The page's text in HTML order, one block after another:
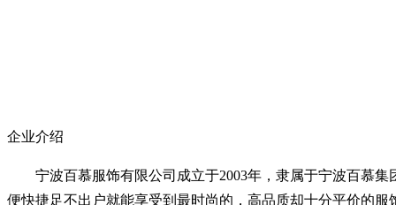
企业介绍
宁波百慕服饰有限公司成立于2003年，隶属于宁波百慕集
便快捷足不出户就能享受到最时尚的，高品质却十分平价的服